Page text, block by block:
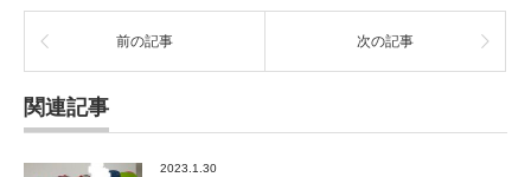
前の記事 次の記事
関連記事
2023.1.30